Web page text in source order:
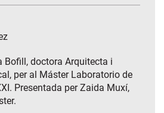
Bofill, doctora Arquitecta i
per al Máster Laboratorio de
Presentada per Zaida Muxí,